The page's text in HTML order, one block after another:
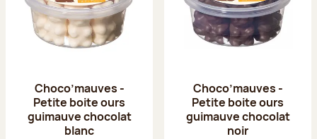
Choco’mauves -
Petite boite ours
guimauve chocolat
blanc
Choco’mauves -
Petite boite ours
guimauve chocolat
noir